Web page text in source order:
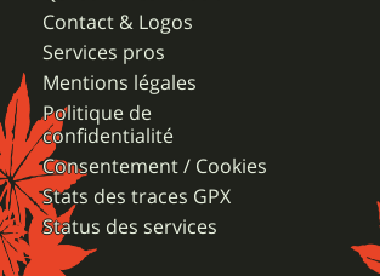
Contact & Logos
Services pros
Mentions légales
Politique de
confidentialité
Consentement / Cookies
Stats des traces GPX
Status des services